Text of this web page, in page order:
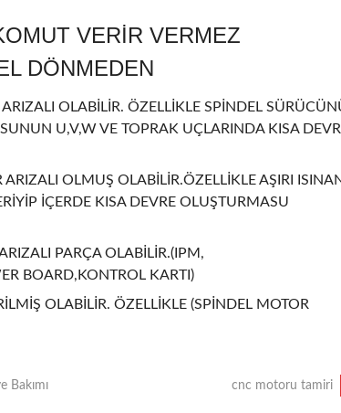
VERİR VERMEZ
DÖNMEDEN
OLABİLİR. ÖZELLİKLE SPİNDEL
U,V,W VE TOPRAK UÇLARINDA KISA
OLMUŞ OLABİLİR.ÖZELLİKLE AŞIRI
İÇERDE KISA DEVRE OLUŞTURMASU
PARÇA OLABİLİR.(IPM,
BOARD,KONTROL KARTI)
OLABİLİR. ÖZELLİKLE (SPİNDEL MOTOR
Bakımı cnc motoru tamiri